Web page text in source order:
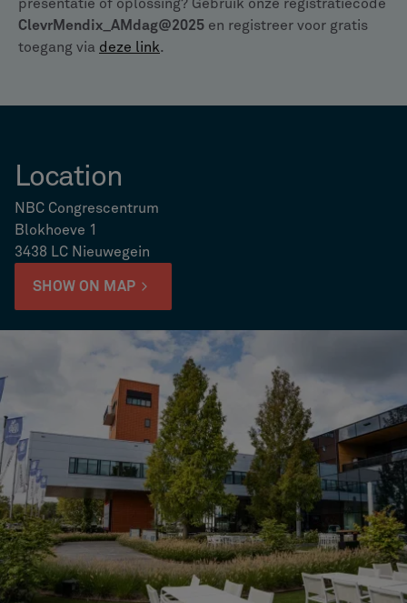
presentatie of oplossing? Gebruik onze registratiecode
ClevrMendix_AMdag@2025 en registreer voor gratis
toegang via deze link.
Location
NBC Congrescentrum
Blokhoeve 1
3438 LC Nieuwegein
SHOW ON MAP